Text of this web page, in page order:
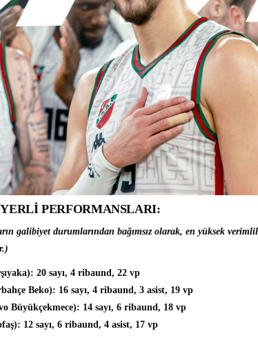
PERFORMANSLARI:
galibiyet durumlarından bağımsız olarak, en yüksek
: 20 sayı, 4 ribaund, 22 vp
Beko): 16 sayı, 4 ribaund, 3 asist, 19 vp
Büyükçekmece): 14 sayı, 6 ribaund, 18 vp
: 12 sayı, 6 ribaund, 4 asist, 17 vp